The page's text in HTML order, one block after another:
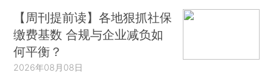
【周刊提前读】各地狠抓社保
缴费基数 合规与企业减负如
何平衡？
2026年08月08日